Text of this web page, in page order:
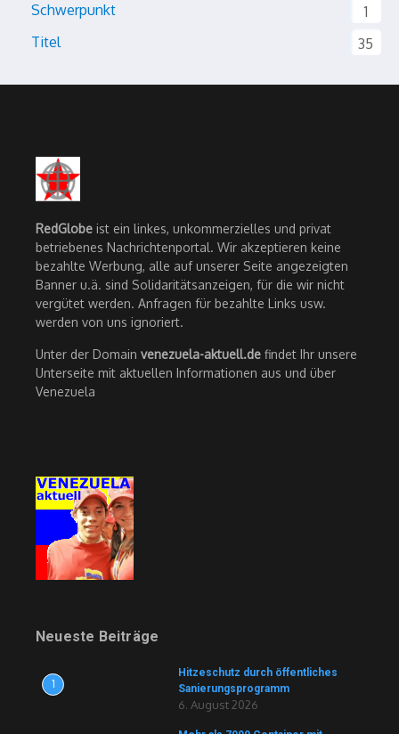
Schwerpunkt
1
Titel
35
RedGlobe ist ein linkes, unkommerzielles und privat
betriebenes Nachrichtenportal. Wir akzeptieren keine
bezahlte Werbung, alle auf unserer Seite angezeigten
Banner u.ä. sind Solidaritätsanzeigen, für die wir nicht
vergütet werden. Anfragen für bezahlte Links usw.
werden von uns ignoriert.
Unter der Domain venezuela-aktuell.de findet Ihr unsere
Unterseite mit aktuellen Informationen aus und über
Venezuela
Neueste Beiträge
1
Hitzeschutz durch öffentliches
Sanierungsprogramm
6. August 2026